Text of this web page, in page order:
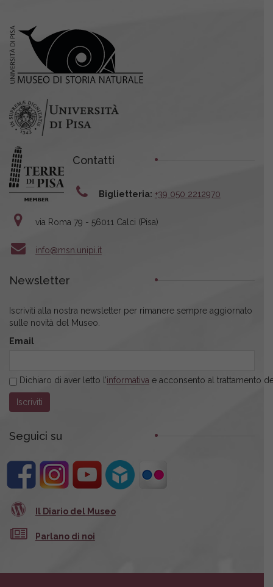
Contatti
Biglietteria: +39 050 2212970
via Roma 79 - 56011 Calci (Pisa)
info@msn.unipi.it
Newsletter
Iscriviti alla nostra newsletter per rimanere sempre aggiornato
sulle novità del Museo.
Email
Dichiaro di aver letto l’informativa e acconsento al trattamento
Seguici su
Il Diario del Museo
Parlano di noi